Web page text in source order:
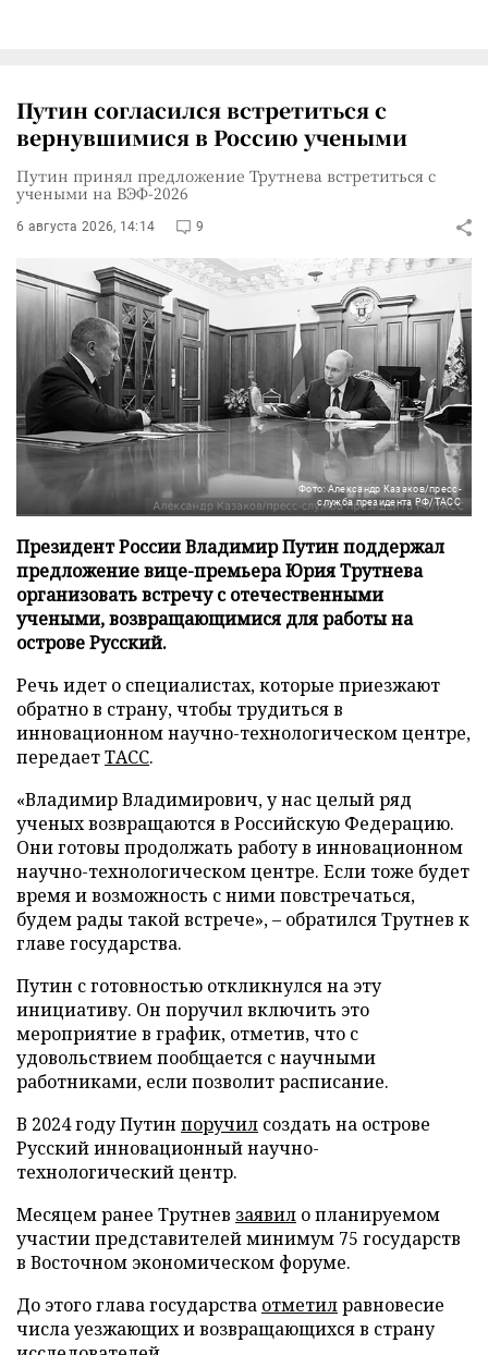
Путин согласился встретиться с
вернувшимися в Россию учеными
Путин принял предложение Трутнева встретиться с
учеными на ВЭФ-2026
6 августа 2026, 14:14 9
Фото: Александр Казаков/пресс-
служба президента РФ/ТАСС
Президент России Владимир Путин поддержал
предложение вице-премьера Юрия Трутнева
организовать встречу с отечественными
учеными, возвращающимися для работы на
острове Русский.
Речь идет о специалистах, которые приезжают
обратно в страну, чтобы трудиться в
инновационном научно-технологическом центре,
передаетТАСС.
«Владимир Владимирович, у нас целый ряд
ученых возвращаются в Российскую Федерацию.
Они готовы продолжать работу в инновационном
научно-технологическом центре. Если тоже будет
время и возможность с ними повстречаться,
будем рады такой встрече», – обратился Трутнев к
главе государства.
Путин с готовностью откликнулся на эту
инициативу. Он поручил включить это
мероприятие в график, отметив, что с
удовольствием пообщается с научными
работниками, если позволит расписание.
В 2024 году Путин поручил создать на острове
Русский инновационный научно-
технологический центр.
Месяцем ранее Трутнев заявил о планируемом
участии представителей минимум 75 государств
в Восточном экономическом форуме.
До этого глава государства отметилравновесие
числа уезжающих и возвращающихся в страну